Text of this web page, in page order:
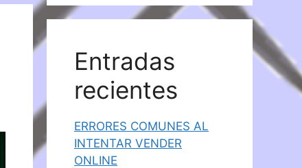
Entradas
recientes
ERRORES COMUNES AL
INTENTAR VENDER
ONLINE